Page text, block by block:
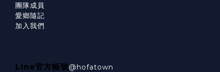
團隊成員
愛鄉隨記
加入我們
Line官方帳號@hofatown